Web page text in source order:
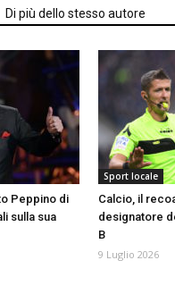
Di più dello stesso autore
Peppino di
sulla sua
Sport locale
Calcio, il
designatore
B
9 Luglio 2026